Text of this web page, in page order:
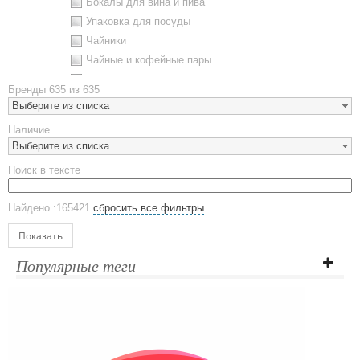
Упаковка для посуды
Чайники
Чайные и кофейные пары
Наборы посуды
Предметы сервировки
Стаканы
Эко кружки
ЕВРОПОСУДА
Аксессуары
Ежедневники и блокноты
Датированные ежедневники
Планинги недатированные
Бренды 635 из 635
Выберите из списка
Наличие
Выберите из списка
Поиск в тексте
Найдено :165421 сбросить все фильтры
Показать
Популярные теги